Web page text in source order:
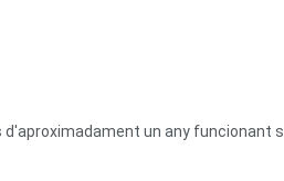
d'aproximadament un any funcionant